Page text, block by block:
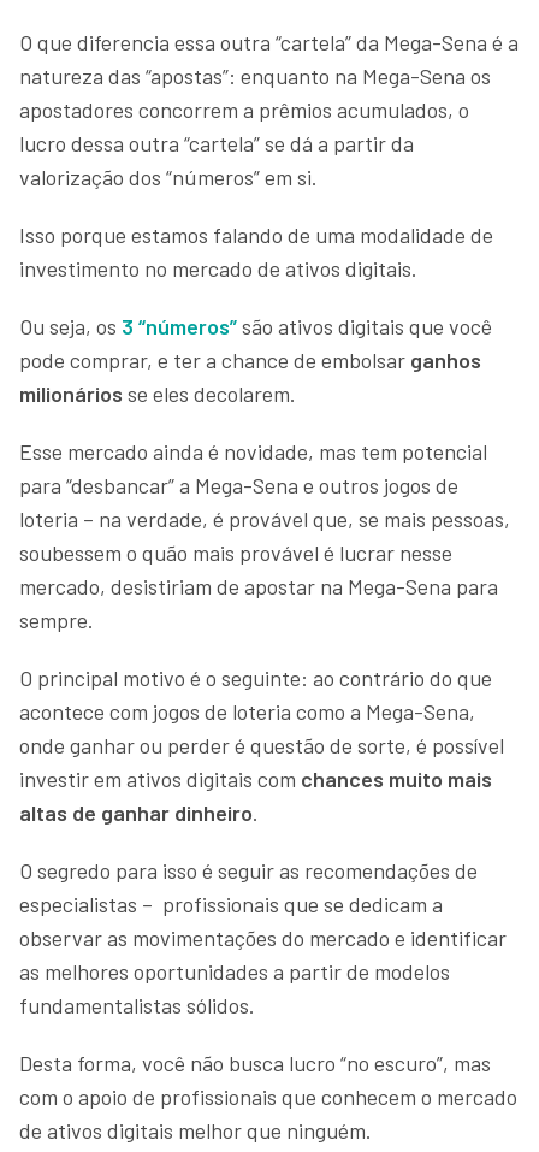
O que diferencia essa outra “cartela” da Mega-Sena é a
natureza das “apostas”: enquanto na Mega-Sena os
apostadores concorrem a prêmios acumulados, o
lucro dessa outra “cartela” se dá a partir da
valorização dos “números” em si.
Isso porque estamos falando de uma modalidade de
investimento no mercado de ativos digitais.
Ou seja, os 3 “números”são ativos digitais que você
pode comprar, e ter a chance de embolsar ganhos
milionários se eles decolarem.
Esse mercado ainda é novidade, mas tem potencial
para “desbancar” a Mega-Sena e outros jogos de
loteria – na verdade, é provável que, se mais pessoas,
soubessem o quão mais provável é lucrar nesse
mercado, desistiriam de apostar na Mega-Sena para
sempre.
O principal motivo é o seguinte: ao contrário do que
acontece com jogos de loteria como a Mega-Sena,
onde ganhar ou perder é questão de sorte, é possível
investir em ativos digitais com chances muito mais
altas de ganhar dinheiro.
O segredo para isso é seguir as recomendações de
especialistas – profissionais que se dedicam a
observar as movimentações do mercado e identificar
as melhores oportunidades a partir de modelos
fundamentalistas sólidos.
Desta forma, você não busca lucro “no escuro”, mas
com o apoio de profissionais que conhecem o mercado
de ativos digitais melhor que ninguém.